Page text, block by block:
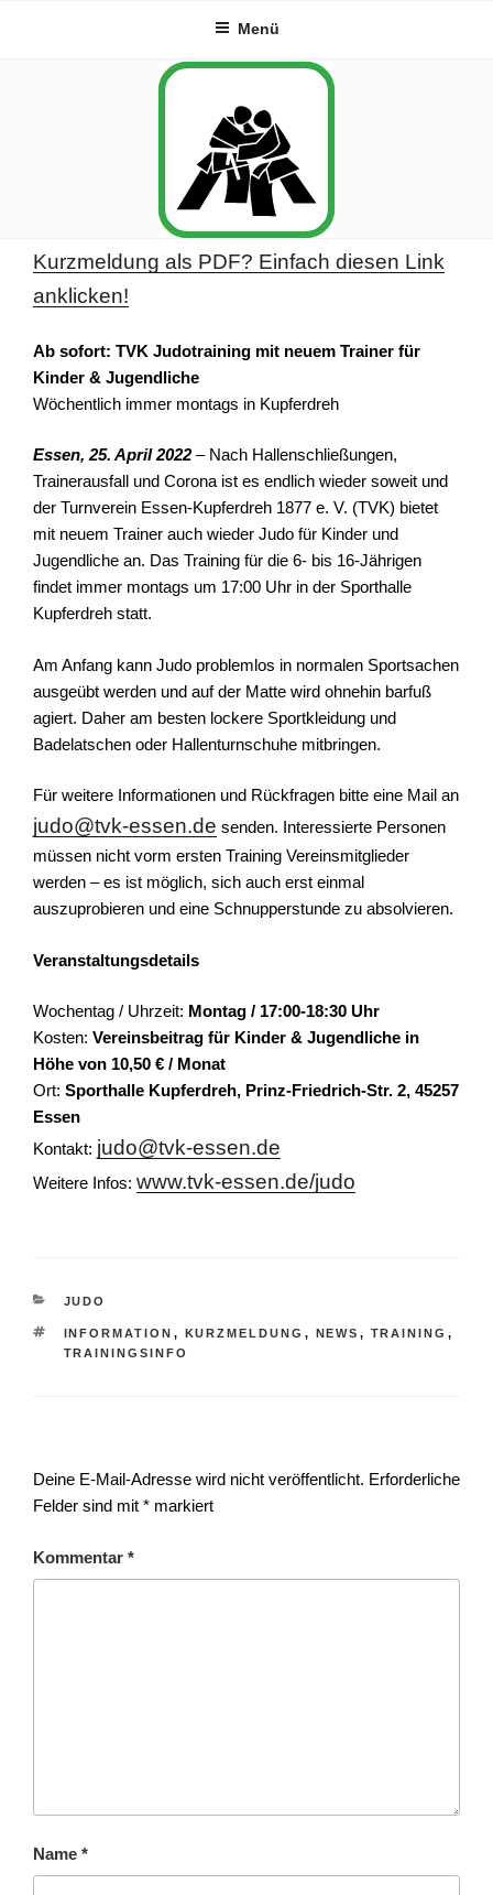
Menü
Kurzmeldung als PDF? Einfach diesen Link
anklicken!
Ab sofort: TVK Judotraining mit neuem Trainer für
Kinder & Jugendliche
Wöchentlich immer montags in Kupferdreh
Essen, 25. April 2022– Nach Hallenschließungen,
Trainerausfall und Corona ist es endlich wieder soweit und
der Turnverein Essen-Kupferdreh 1877 e. V. (TVK) bietet
mit neuem Trainer auch wieder Judo für Kinder und
Jugendliche an. Das Training für die 6- bis 16-Jährigen
findet immer montags um 17:00 Uhr in der Sporthalle
Kupferdreh statt.
Am Anfang kann Judo problemlos in normalen Sportsachen
ausgeübt werden und auf der Matte wird ohnehin barfuß
agiert. Daher am besten lockere Sportkleidung und
Badelatschen oder Hallenturnschuhe mitbringen.
Für weitere Informationen und Rückfragen bitte eine Mail an
judo@tvk-essen.de senden. Interessierte Personen
müssen nicht vorm ersten Training Vereinsmitglieder
werden – es ist möglich, sich auch erst einmal
auszuprobieren und eine Schnupperstunde zu absolvieren.
Veranstaltungsdetails
Wochentag / Uhrzeit: Montag / 17:00-18:30 Uhr
Kosten: Vereinsbeitrag für Kinder & Jugendliche in
Höhe von 10,50 € / Monat
Ort: Sporthalle Kupferdreh, Prinz-Friedrich-Str. 2, 45257
Essen
Kontakt: judo@tvk-essen.de
Weitere Infos: www.tvk-essen.de/judo
KATEGORIEN
JUDO
SCHLAGWÖRTER
INFORMATION , KURZMELDUNG , NEWS , TRAINING ,
TRAININGSINFO
Deine E-Mail-Adresse wird nicht veröffentlicht. Erforderliche
Felder sind mit * markiert
Kommentar *
Name *